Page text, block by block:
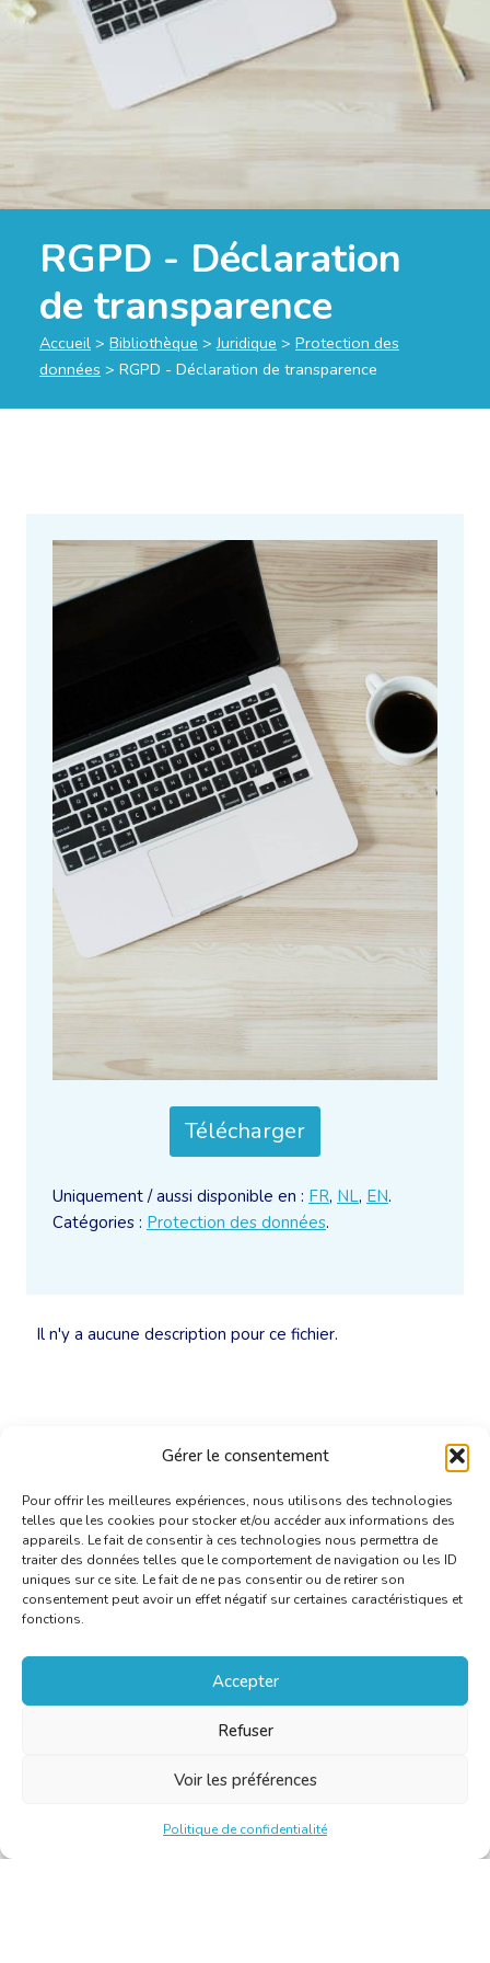
Gérer le consentement
Pour offrir les meilleures expériences, nous utilisons des technologies
telles que les cookies pour stocker et/ou accéder aux informations des
appareils. Le fait de consentir à ces technologies nous permettra de
traiter des données telles que le comportement de navigation ou les ID
uniques sur ce site. Le fait de ne pas consentir ou de retirer son
consentement peut avoir un effet négatif sur certaines caractéristiques et
fonctions.
Accepter
Refuser
Voir les préférences
Politique de confidentialité
RGPD - Déclaration
de transparence
Accueil > Bibliothèque >Juridique > Protection des
données > RGPD - Déclaration de transparence
Il n'y a aucune description pour ce fichier.
Télécharger
Uniquement / aussi disponible en : FR, NL, EN.
Catégories : Protection des données.